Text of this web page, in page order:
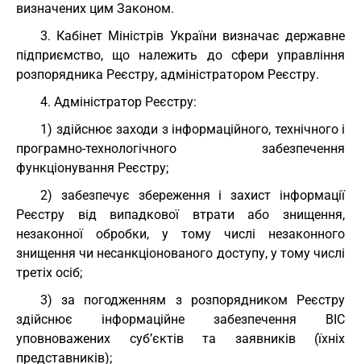
визначених цим Законом.
3. Кабінет Міністрів України визначає державне
підприємство, що належить до сфери управління
розпорядника Реєстру, адміністратором Реєстру.
4. Адміністратор Реєстру:
1) здійснює заходи з інформаційного, технічного і
програмно-технологічного забезпечення
функціонування Реєстру;
2) забезпечує збереження і захист інформації
Реєстру від випадкової втрати або знищення,
незаконної обробки, у тому числі незаконного
знищення чи несанкціонованого доступу, у тому числі
третіх осіб;
3) за погодженням з розпорядником Реєстру
здійснює інформаційне забезпечення ВІС
уповноважених суб’єктів та заявників (їхніх
представників);